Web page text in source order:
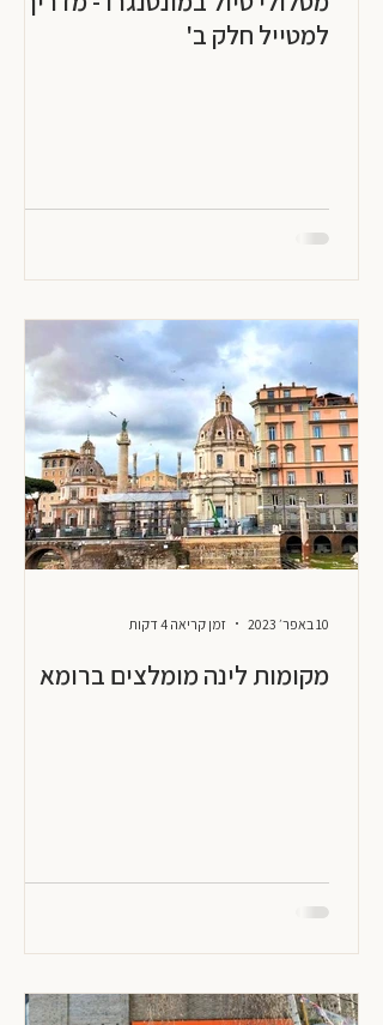
למטייל חלק ב'
מקומות לינה מומלצים ברומא
10 באפר׳ 2023 זמן קריאה 4 דקות